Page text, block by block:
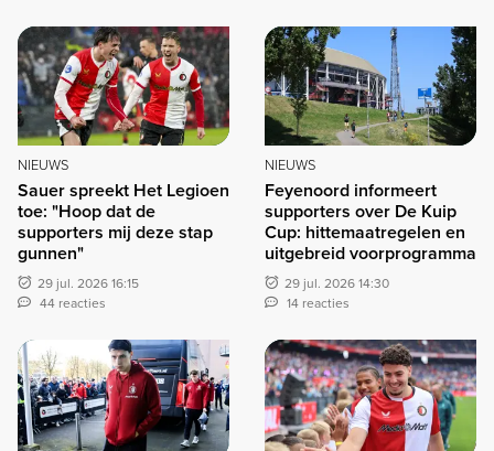
NIEUWS
Sauer spreekt Het Legioen
toe: "Hoop dat de
supporters mij deze stap
gunnen"
29 jul. 2026 16:15
44 reacties
NIEUWS
Feyenoord informeert
supporters over De Kuip
Cup: hittemaatregelen en
uitgebreid voorprogramma
29 jul. 2026 14:30
14 reacties